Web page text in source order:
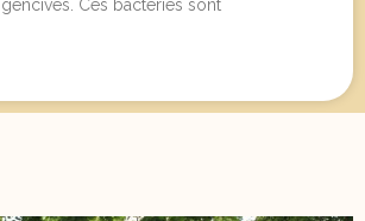
Ces bactéries sont